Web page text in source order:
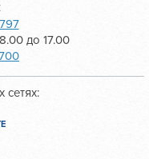
до 17.00